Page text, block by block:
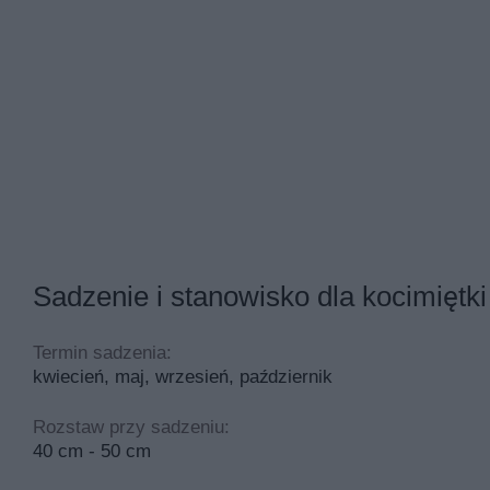
może być dodawany do odświeżaczy powietrza lub
palenie suszonych ziół ma długą historię – znane
Sadzenie i stanowisko dla
Termin sadzenia:
kwiecień, maj, wrzesień, październik
Rozstaw przy sadzeniu:
40 cm - 50 cm